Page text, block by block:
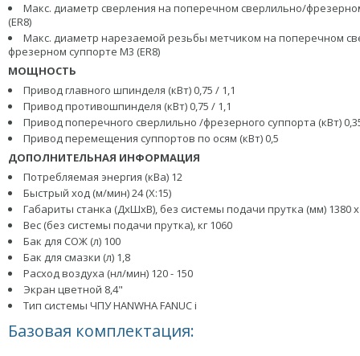
Макс. диаметр сверления на поперечном сверлильно/
(ER8)
Макс. диаметр нарезаемой резьбы метчиком на поперечном
фрезерном суппорте M3 (ER8)
МОЩНОСТЬ
Привод главного шпинделя (кВт) 0,75 / 1,1
Привод противошпинделя (кВт) 0,75 / 1,1
Привод поперечного сверлильно /фрезерного суппорта (кВт)
Привод перемещения суппортов по осям (кВт) 0,5
ДОПОЛНИТЕЛЬНАЯ ИНФОРМАЦИЯ
Потребляемая энергия (кВа) 12
Быстрый ход (м/мин) 24 (Х:15)
Габариты станка (ДхШхВ), без системы подачи прутка (мм) 1380 х
Вес (без системы подачи прутка), кг 1060
Бак для СОЖ (л) 100
Бак для смазки (л) 1,8
Расход воздуха (нл/мин) 120 - 150
Экран цветной 8,4"
Тип системы ЧПУ HANWHA FANUC i
Базовая комплектация: